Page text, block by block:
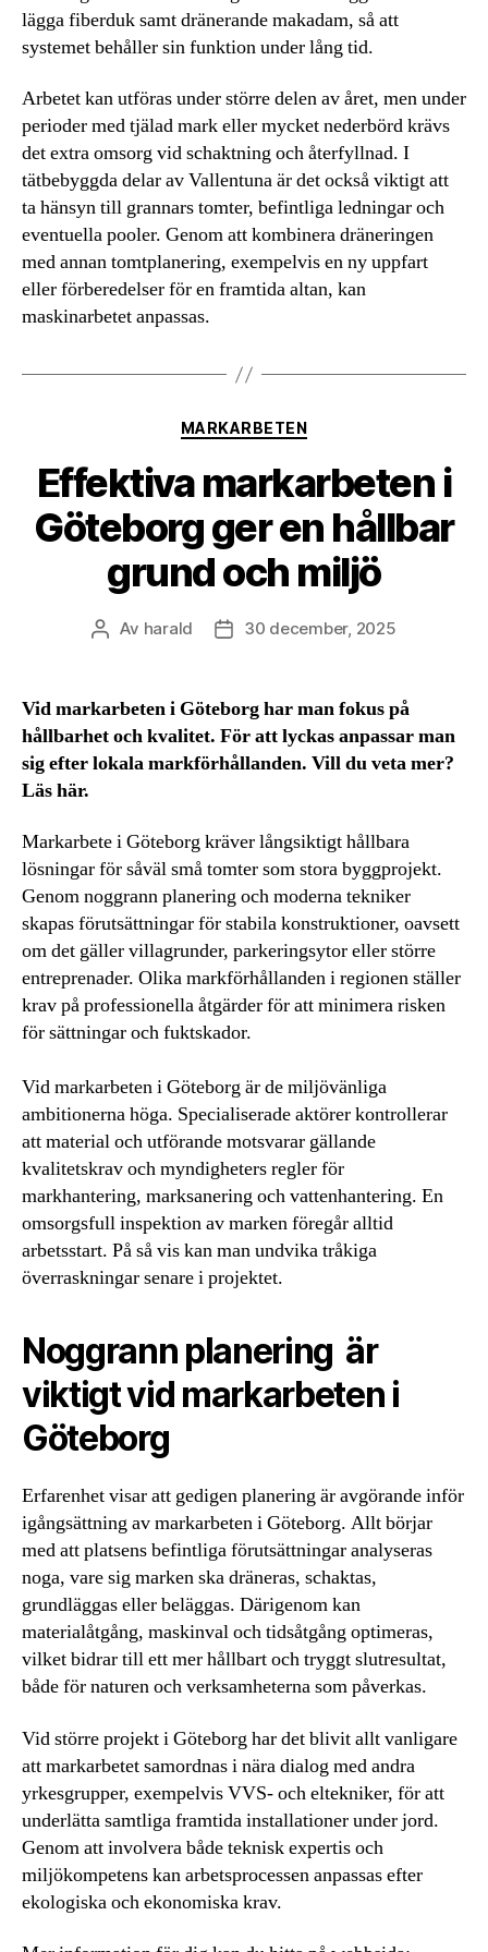
lägga fiberduk samt dränerande makadam, så att
systemet behåller sin funktion under lång tid.
Arbetet kan utföras under större delen av året, men under
perioder med tjälad mark eller mycket nederbörd krävs
det extra omsorg vid schaktning och återfyllnad. I
tätbebyggda delar av Vallentuna är det också viktigt att
ta hänsyn till grannars tomter, befintliga ledningar och
eventuella pooler. Genom att kombinera dräneringen
med annan tomtplanering, exempelvis en ny uppfart
eller förberedelser för en framtida altan, kan
maskinarbetet anpassas.
Kategorier
MARKARBETEN
Effektiva markarbeten i
Göteborg ger en hållbar
grund och miljö
Inläggsförfattare
Av harald Inläggsdatum
30 december, 2025
Vid markarbeten i Göteborg har man fokus på
hållbarhet och kvalitet. För att lyckas anpassar man
sig efter lokala markförhållanden. Vill du veta mer?
Läs här.
Markarbete i Göteborg kräver långsiktigt hållbara
lösningar för såväl små tomter som stora byggprojekt.
Genom noggrann planering och moderna tekniker
skapas förutsättningar för stabila konstruktioner, oavsett
om det gäller villagrunder, parkeringsytor eller större
entreprenader. Olika markförhållanden i regionen ställer
krav på professionella åtgärder för att minimera risken
för sättningar och fuktskador.
Vid markarbeten i Göteborg är de miljövänliga
ambitionerna höga. Specialiserade aktörer kontrollerar
att material och utförande motsvarar gällande
kvalitetskrav och myndigheters regler för
markhantering, marksanering och vattenhantering. En
omsorgsfull inspektion av marken föregår alltid
arbetsstart. På så vis kan man undvika tråkiga
överraskningar senare i projektet.
Noggrann planering är
viktigt vid markarbeten i
Göteborg
Erfarenhet visar att gedigen planering är avgörande inför
igångsättning av markarbeten i Göteborg. Allt börjar
med att platsens befintliga förutsättningar analyseras
noga, vare sig marken ska dräneras, schaktas,
grundläggas eller beläggas. Därigenom kan
materialåtgång, maskinval och tidsåtgång optimeras,
vilket bidrar till ett mer hållbart och tryggt slutresultat,
både för naturen och verksamheterna som påverkas.
Vid större projekt i Göteborg har det blivit allt vanligare
att markarbetet samordnas i nära dialog med andra
yrkesgrupper, exempelvis VVS- och eltekniker, för att
underlätta samtliga framtida installationer under jord.
Genom att involvera både teknisk expertis och
miljökompetens kan arbetsprocessen anpassas efter
ekologiska och ekonomiska krav.